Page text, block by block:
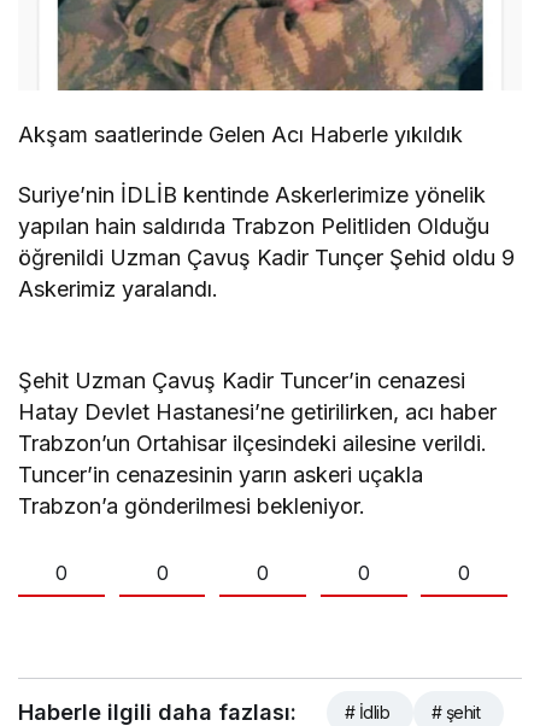
Akşam saatlerinde Gelen Acı Haberle yıkıldık
Suriye’nin İDLİB kentinde Askerlerimize yönelik
yapılan hain saldırıda Trabzon Pelitliden Olduğu
öğrenildi Uzman Çavuş Kadir Tunçer Şehid oldu 9
Askerimiz yaralandı.
Şehit Uzman Çavuş Kadir Tuncer’in cenazesi
Hatay Devlet Hastanesi’ne getirilirken, acı haber
Trabzon’un Ortahisar ilçesindeki ailesine verildi.
Tuncer’in cenazesinin yarın askeri uçakla
Trabzon’a gönderilmesi bekleniyor.
0 0 0 0 0
Haberle ilgili daha fazlası: # İdlib # şehit